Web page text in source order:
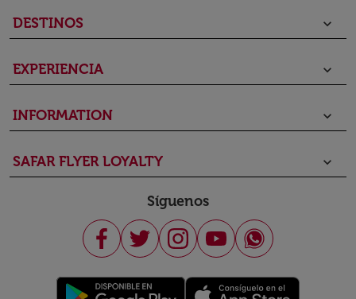
DESTINOS keyboard_arrow_down
EXPERIENCIA keyboard_arrow_down
INFORMATION keyboard_arrow_down
SAFAR FLYER LOYALTY keyboard_arrow_down
Síguenos